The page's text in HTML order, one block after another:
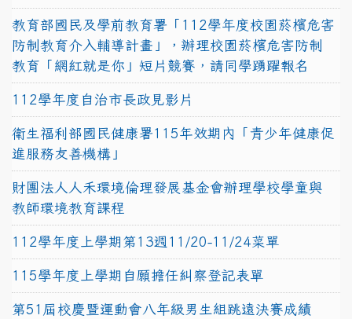
教育部國民及學前教育署「112學年度校園菸檳危害
防制教育介入輔導計畫」，辦理校園菸檳危害防制
教育「網紅就是你」短片競賽，請同學踴躍報名
112學年度自治市長政見影片
衛生福利部國民健康署115年效期內「青少年健康促
進服務友善機構」
財團法人人禾環境倫理發展基金會辦理學校學童與
教師環境教育課程
112學年度上學期第13週11/20-11/24菜單
115學年度上學期自願擔任糾察登記表單
第51屆校慶暨運動會八年級男生組跳遠決賽成績